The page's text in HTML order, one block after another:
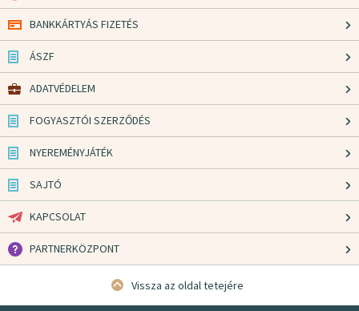
BANKKÁRTYÁS FIZETÉS
ÁSZF
ADATVÉDELEM
FOGYASZTÓI SZERZŐDÉS
NYEREMÉNYJÁTÉK
SAJTÓ
KAPCSOLAT
PARTNERKÖZPONT
Vissza az oldal tetejére